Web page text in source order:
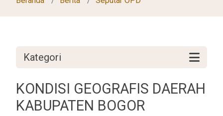
Kategori
KONDISI GEOGRAFIS DAERAH
KABUPATEN BOGOR